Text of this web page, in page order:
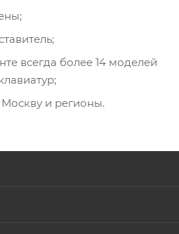
всегда более 14 моделей
Москву и регионы.